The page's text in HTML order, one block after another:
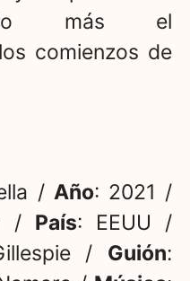
más el
comienzos de
/ Año: 2021 /
/ País: EEUU /
/ Guión: